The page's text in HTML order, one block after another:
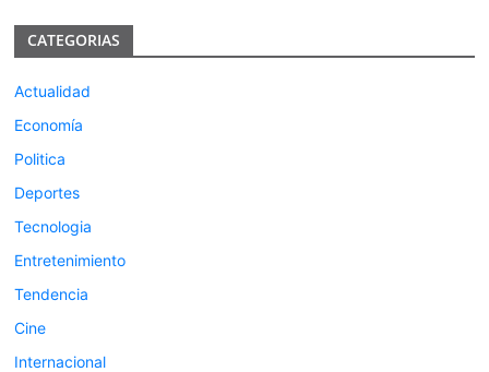
CATEGORIAS
Actualidad
Economía
Politica
Deportes
Tecnologia
Entretenimiento
Tendencia
Cine
Internacional